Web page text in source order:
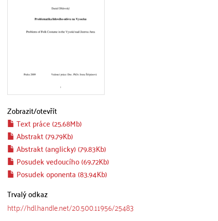
Zobrazit/otevřít
Text práce (25.68Mb)
Abstrakt (79.79Kb)
Abstrakt (anglicky) (79.83Kb)
Posudek vedoucího (69.72Kb)
Posudek oponenta (83.94Kb)
Trvalý odkaz
http://hdl.handle.net/20.500.11956/25483